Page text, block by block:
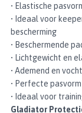
• Elastische
• Ideaal voor
bescherming
• Beschermende
• Lichtgewicht en
• Ademend en
• Perfecte
• Ideaal voor
Gladiator